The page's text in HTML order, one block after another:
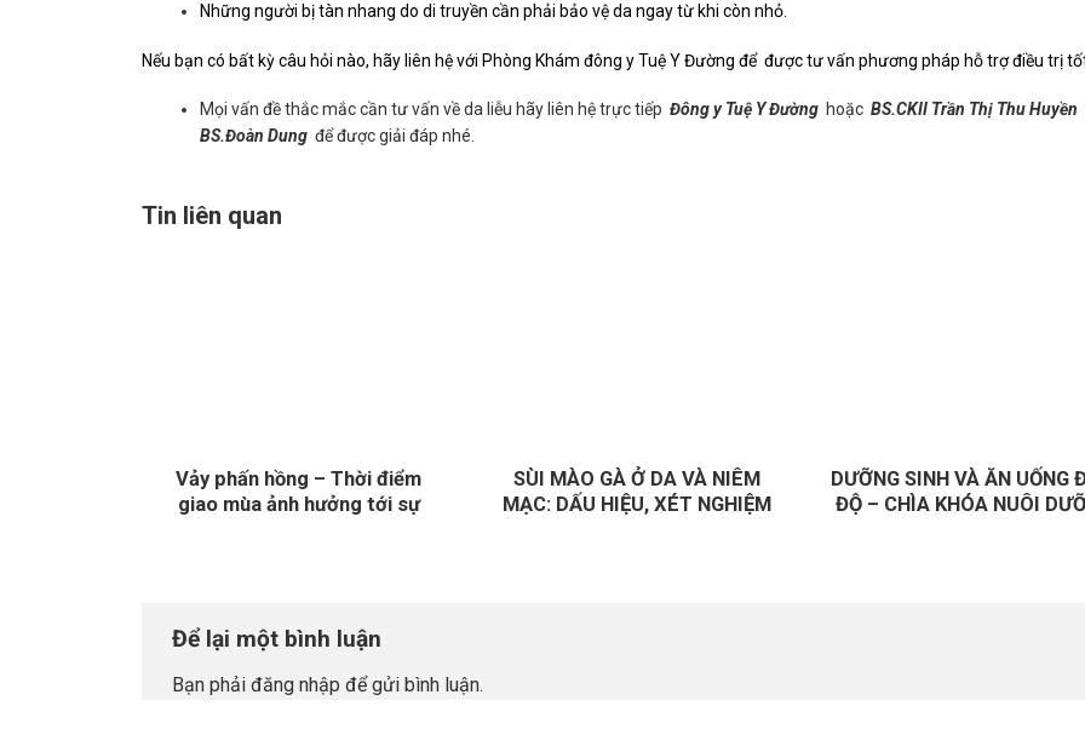
Những người bị tàn nhang do di truyền cần phải bảo vệ da ngay từ khi còn nhỏ.
Nếu bạn có bất kỳ câu hỏi nào, hãy liên hệ với Phòng Khám đông y Tuệ Y Đường để được tư vấn phương pháp hỗ trợ điều trị
Mọi vấn đề thắc mắc cần tư vấn về da liễu hãy liên hệ trực tiếpĐông y Tuệ Y Đường hoặcBS.CKII Trần Thị Thu Huyền
BS.Đoàn Dung để được giải đáp nhé.
Tin liên quan
Vảy phấn hồng – Thời điểm
giao mùa ảnh hưởng tới sự
SÙI MÀO GÀ Ở DA VÀ NIÊM
MẠC: DẤU HIỆU, XÉT NGHIỆM
DƯỠNG SINH VÀ ĂN UỐNG
ĐỘ – CHÌA KHÓA NUÔI
Để lại một bình luận
Bạn phải đăng nhập để gửi bình luận.